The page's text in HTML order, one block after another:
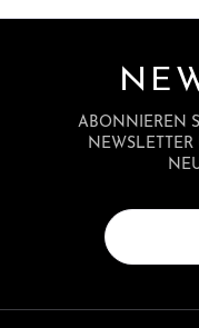
ABONNIEREN